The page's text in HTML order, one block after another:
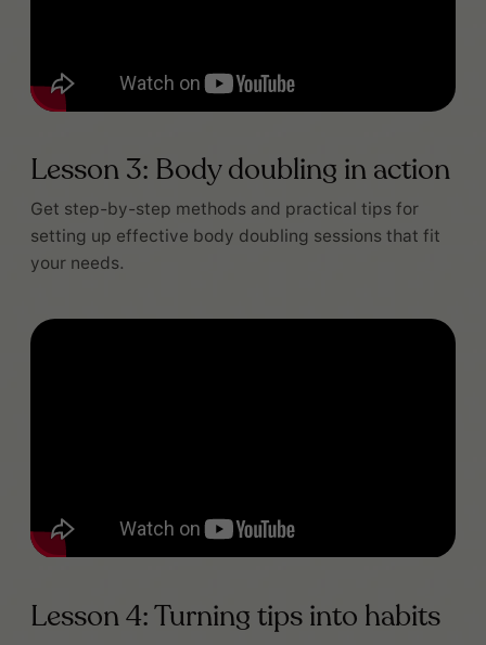
Lesson 3: Body doubling in action
Get step-by-step methods and practical tips for
setting up effective body doubling sessions that fit
your needs.
Lesson 4: Turning tips into habits